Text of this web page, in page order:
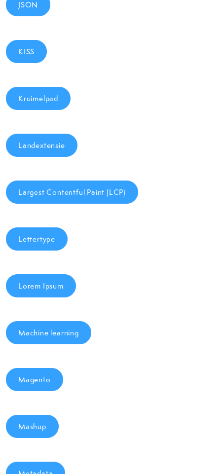
JSON
KISS
Kruimelpad
Landextensie
Largest Contentful Paint (LCP)
Lettertype
Lorem Ipsum
Machine learning
Magento
Mashup